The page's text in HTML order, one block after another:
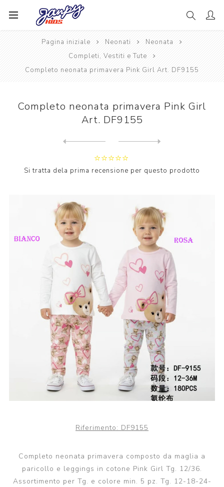
Pagina iniziale Neonati
Neonata
Completi, Vestiti e Tute
Completo neonata primavera Pink Girl Art. DF9155
Completo neonata primavera Pink Girl
Art. DF9155
Si tratta dela prima recensione per questo prodotto
Riferimento: DF9155
Completo neonata primavera composto da maglia a
paricollo e leggings in cotone Pink Girl Tg. 12/36.
Assortimento per Tg. e colore min. 5 pz. Tg. 12-18-24-